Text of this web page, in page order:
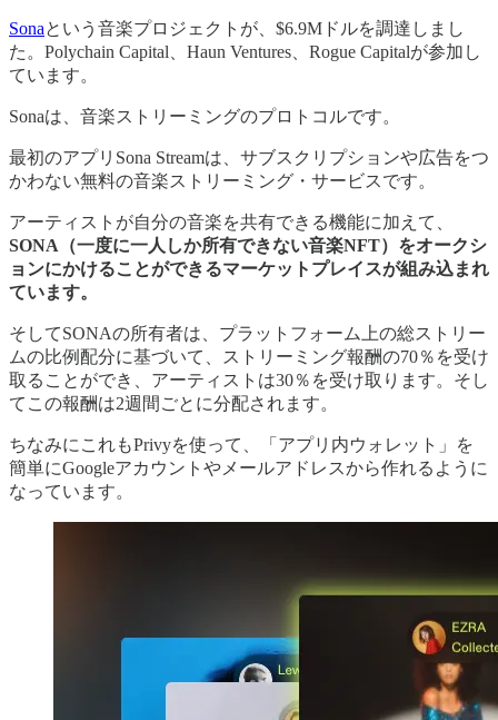
Sonaという音楽プロジェクトが、$6.9Mドルを調達しまし
た。Polychain Capital、Haun Ventures、Rogue Capitalが参加し
ています。
Sonaは、音楽ストリーミングのプロトコルです。
最初のアプリSona Streamは、サブスクリプションや広告をつ
かわない無料の音楽ストリーミング・サービスです。
アーティストが自分の音楽を共有できる機能に加えて、
SONA（一度に一人しか所有できない音楽NFT）をオークシ
ョンにかけることができるマーケットプレイスが組み込まれ
ています。
そしてSONAの所有者は、プラットフォーム上の総ストリー
ムの比例配分に基づいて、ストリーミング報酬の70％を受け
取ることができ、アーティストは30％を受け取ります。そし
てこの報酬は2週間ごとに分配されます。
ちなみにこれもPrivyを使って、「アプリ内ウォレット」を
簡単にGoogleアカウントやメールアドレスから作れるように
なっています。